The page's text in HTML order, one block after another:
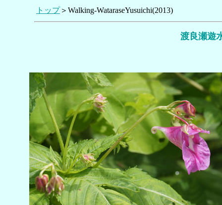
トップ＞Walking-WataraseYusuichi(2013)
渡良瀬遊